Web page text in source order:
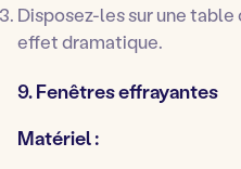
Disposez-les sur une table
effet dramatique.
9. Fenêtres effrayantes
Matériel :